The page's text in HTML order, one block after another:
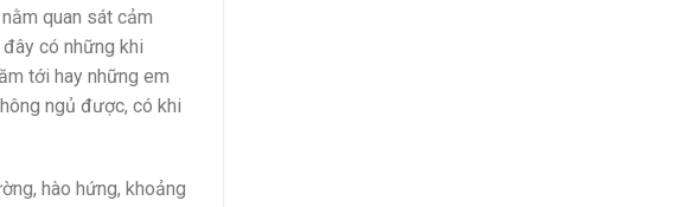
quan sát cảm
có những khi
tới hay những em
ngủ được, có khi
hào hứng, khoảng